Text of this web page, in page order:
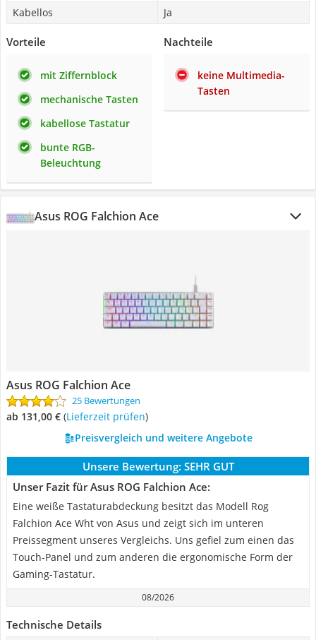
Kabellos
Ja
Vorteile
mit Ziffernblock
mechanische Tasten
kabellose Tastatur
bunte RGB-
Beleuchtung
Nachteile
keine Multimedia-
Tasten
Asus ROG Falchion Ace
Asus ROG Falchion Ace
25 Bewertungen
ab 131,00 € (Lieferzeit prüfen)
Preisvergleich und weitere Angebote
Unsere Bewertung: SEHR GUT
Unser Fazit für Asus ROG Falchion Ace:
Eine weiße Tastaturabdeckung besitzt das Modell Rog
Falchion Ace Wht von Asus und zeigt sich im unteren
Preissegment unseres Vergleichs. Uns gefiel zum einen das
Touch-Panel und zum anderen die ergonomische Form der
Gaming-Tastatur.
08/2026
Technische Details